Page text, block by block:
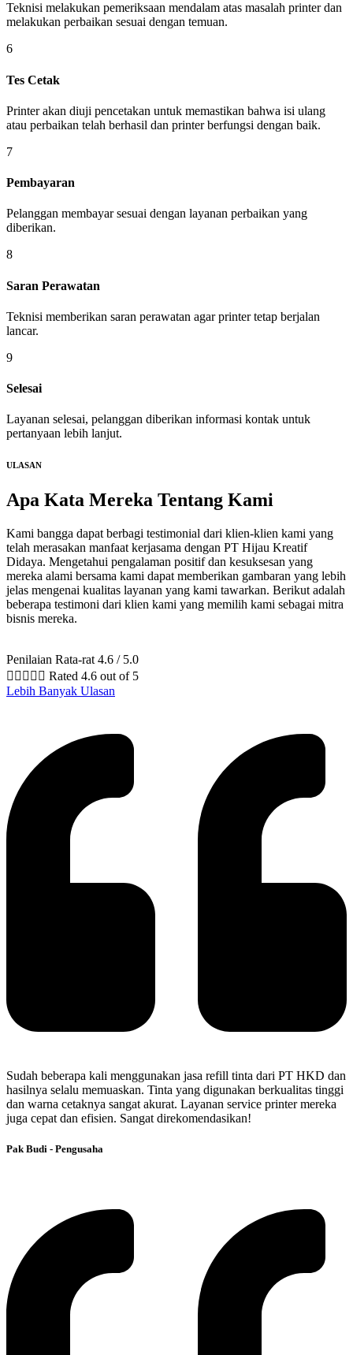
Teknisi melakukan pemeriksaan mendalam atas masalah printer dan
melakukan perbaikan sesuai dengan temuan.
6
Tes Cetak
Printer akan diuji pencetakan untuk memastikan bahwa isi ulang
atau perbaikan telah berhasil dan printer berfungsi dengan baik.
7
Pembayaran
Pelanggan membayar sesuai dengan layanan perbaikan yang
diberikan.
8
Saran Perawatan
Teknisi memberikan saran perawatan agar printer tetap berjalan
lancar.
9
Selesai
Layanan selesai, pelanggan diberikan informasi kontak untuk
pertanyaan lebih lanjut.
ULASAN
Apa Kata Mereka Tentang Kami
Kami bangga dapat berbagi testimonial dari klien-klien kami yang
telah merasakan manfaat kerjasama dengan PT Hijau Kreatif
Didaya. Mengetahui pengalaman positif dan kesuksesan yang
mereka alami bersama kami dapat memberikan gambaran yang lebih
jelas mengenai kualitas layanan yang kami tawarkan. Berikut adalah
beberapa testimoni dari klien kami yang memilih kami sebagai mitra
bisnis mereka.
Penilaian Rata-rat 4.6 / 5.0
     Rated 4.6 out of 5
Lebih Banyak Ulasan
Sudah beberapa kali menggunakan jasa refill tinta dari PT HKD dan
hasilnya selalu memuaskan. Tinta yang digunakan berkualitas tinggi
dan warna cetaknya sangat akurat. Layanan service printer mereka
juga cepat dan efisien. Sangat direkomendasikan!
Pak Budi - Pengusaha